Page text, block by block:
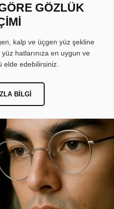
GÖZLÜK
kalp ve üçgen yüz şekline
hatlarınıza en uygun ve
elde edebilirsiniz.
BILGI